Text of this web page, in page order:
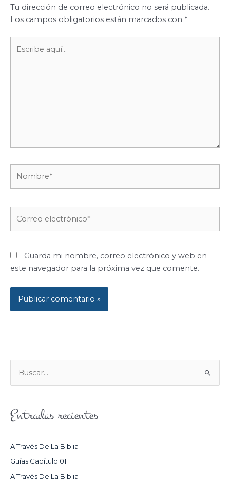
Tu dirección de correo electrónico no será publicada.
Los campos obligatorios están marcados con *
aquí...
Guarda mi nombre, correo electrónico y web en
este navegador para la próxima vez que comente.
U
C
Entradas recientes
A Través De La Biblia
Guías Capítulo 01
A Través De La Biblia